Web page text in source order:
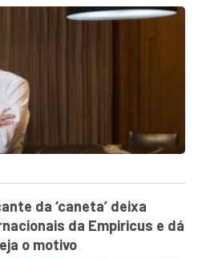
da ‘caneta’ deixa
da Empiricus e dá
o motivo